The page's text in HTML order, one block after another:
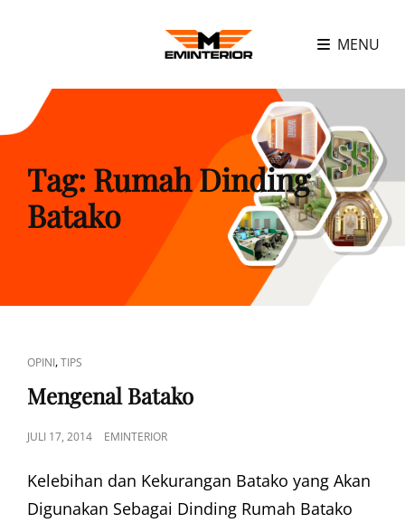
MENU
Tag: Rumah Dinding
Batako
CAT
LINKS
OPINI,TIPS
Mengenal Batako
POSTED
JULI 17, 2014 EMINTERIOR
Kelebihan dan Kekurangan Batako yang Akan
Digunakan Sebagai Dinding Rumah Batako